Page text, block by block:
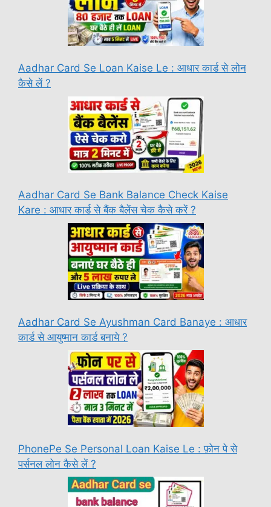
Aadhar Card Se Loan Kaise Le : आधार कार्ड से लोन
कैसे लें ?
Aadhar Card Se Bank Balance Check Kaise
Kare : आधार कार्ड से बैंक बैलेंस चेक कैसे करें ?
Aadhar Card Se Ayushman Card Banaye : आधार
कार्ड से आयुष्मान कार्ड बनाये ?
PhonePe Se Personal Loan Kaise Le : फ़ोन पे से
पर्सनल लोन कैसे लें ?